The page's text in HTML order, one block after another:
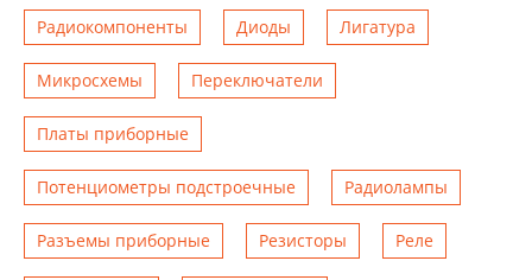
Радиокомпоненты Диоды Лигатура
Микросхемы Переключатели
Платы приборные
Потенциометры подстроечные Радиолампы
Разъемы приборные Резисторы Реле